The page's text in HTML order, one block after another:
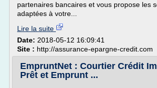
partenaires bancaires et vous propose les
adaptées à votre...
Lire la suite
Date: 2018-05-12 16:09:41
Site : http://assurance-epargne-credit.com
EmpruntNet : Courtier Crédit
Prêt et Emprunt ...